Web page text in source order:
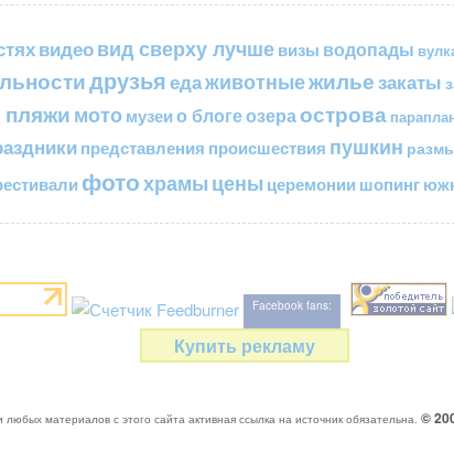
видеовид сверху лучше визы водопады
друзьяедаживотныежильезакаты
мото музеи о блогеозераострова
представления происшествия пушкин
фотохрамы цены церемонии шопинг
Facebook fans:
Купить рекламу
любых материалов с этого сайта активная ссылка на источник обязательна. ©